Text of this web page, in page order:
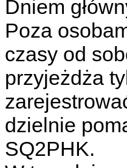
Dniem
Poza
czasy od
przyjeżdża
dzielnie
SQ2PHK.